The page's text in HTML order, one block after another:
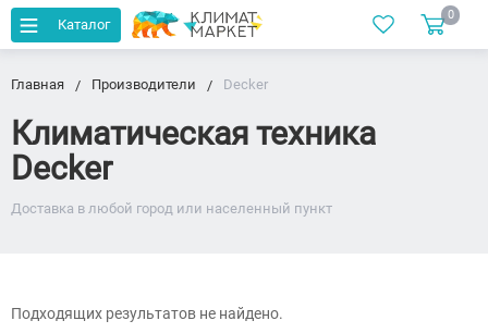
Каталог
0
Главная Производители Decker
Климатическая техника
Decker
Доставка в любой город или населенный пункт
Подходящих результатов не найдено.